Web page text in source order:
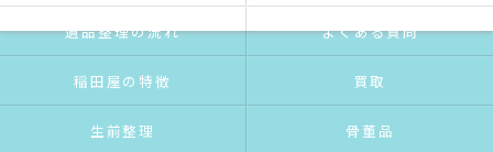
遺品整理の流れ よくある質問
稲田屋の特徴 買取
生前整理 骨董品